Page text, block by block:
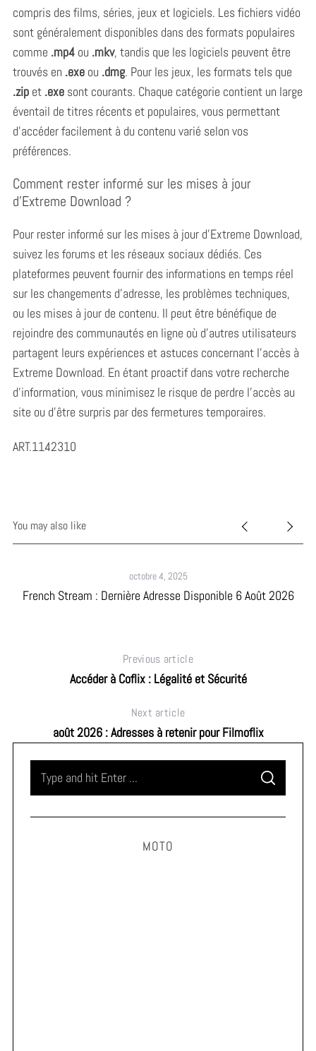
compris des films, séries, jeux et logiciels. Les fichiers vidéo
sont généralement disponibles dans des formats populaires
comme .mp4ou .mkv, tandis que les logiciels peuvent être
trouvés en .exeou .dmg. Pour les jeux, les formats tels que
.zipet .exesont courants. Chaque catégorie contient un large
éventail de titres récents et populaires, vous permettant
d’accéder facilement à du contenu varié selon vos
préférences.
Comment rester informé sur les mises à jour
d’Extreme Download ?
Pour rester informé sur les mises à jour d’Extreme Download,
suivez les forums et les réseaux sociaux dédiés. Ces
plateformes peuvent fournir des informations en temps réel
sur les changements d’adresse, les problèmes techniques,
ou les mises à jour de contenu. Il peut être bénéfique de
rejoindre des communautés en ligne où d’autres utilisateurs
partagent leurs expériences et astuces concernant l’accès à
Extreme Download. En étant proactif dans votre recherche
d’information, vous minimisez le risque de perdre l’accès au
site ou d’être surpris par des fermetures temporaires.
ART.1142310
You may also like
octobre 4, 2025
French Stream : Dernière Adresse Disponible 6 Août 2026
Previous article
Accéder à Coflix : Légalité et Sécurité
Next article
août 2026 : Adresses à retenir pour Filmoflix
S
A
C
MOTO